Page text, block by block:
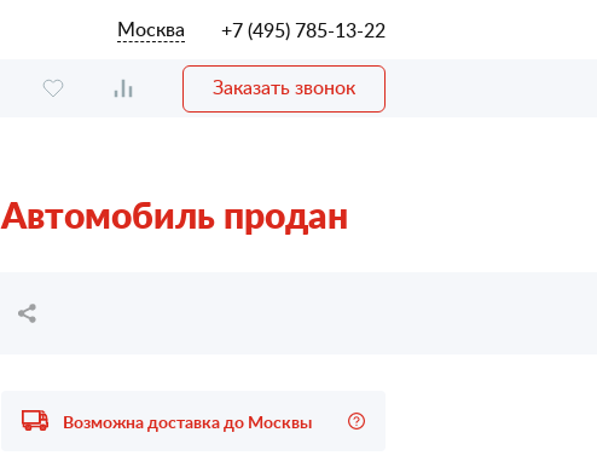
Москва +7 (495) 785-13-22
Заказать звонок
Автомобиль продан
Возможна доставка до Москвы